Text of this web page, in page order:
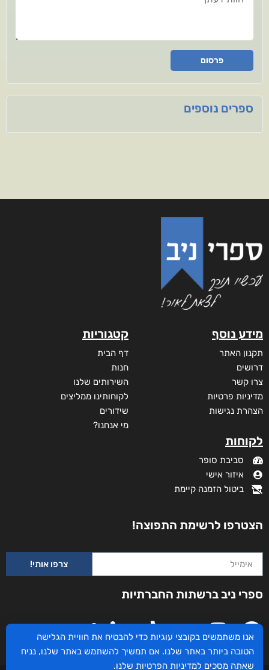
פרסום
ספרים נוספים
מידע נוסף
תקנון האתר
דרושים
צרו קשר
מדיניות פרטיות
הצהרת נגישות
לקוחות
סביבת סופר
איזור אישי
ביטול הזמנה קיימת
קטגוריות
דף הבית
חנות
השירותים שלנו
לקוחותינו ממליצים
שידורים
מי אנחנו?
הצטרפו לרשימת התפוצה!
צרפו אותי!
ספרי ניב ברשתות החברתיות
אנו משתמשים בקובצי עוגיות כדי להבטיח את חוויית הגלישה
הטובה ביותר באתר שלנו. אם תמשיך להשתמש באתר שלנו, נניח
שאתה מסכים למדיניות הפרטיות שלנו.